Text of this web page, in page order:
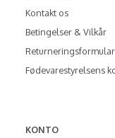
Kontakt os
Betingelser & Vilkår
Returneringsformular
Fødevarestyrelsens
KONTO